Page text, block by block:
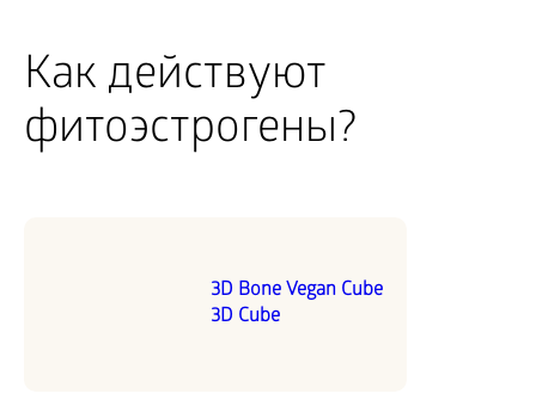
Как действуют
фитоэстрогены?
3D Bone Vegan Cube
3D Cube